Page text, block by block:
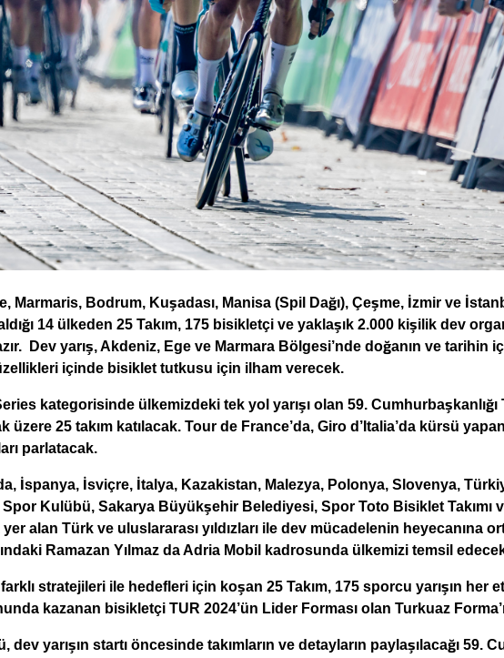
Video
Marmaris, Bodrum, Kuşadası, Manisa (Spil Dağı), Çeşme, İzmir ve
14 ülkeden 25 Takım, 175 bisikletçi ve yaklaşık 2.000 kişilik dev
Dev yarış, Akdeniz, Ege ve Marmara Bölgesi’nde doğanın ve tarihin
içinde bisiklet tutkusu için ilham verecek.
kategorisinde ülkemizdeki tek yol yarışı olan 59.
üzere 25 takım katılacak. Tour de France’da, Giro d’Italia’da kürsü
parlatacak.
İspanya, İsviçre, İtalya, Kazakistan, Malezya, Polonya, Slovenya,
Kulübü, Sakarya Büyükşehir Belediyesi, Spor Toto Bisiklet Takımı
yer alan Türk ve uluslararası yıldızları ile dev mücadelenin heyecanına
Ramazan Yılmaz da Adria Mobil kadrosunda ülkemizi temsil
stratejileri ile hedefleri için koşan 25 Takım, 175 sporcu yarışın her
kazanan bisikletçi TUR 2024’ün Lider Forması olan Turkuaz
yarışın startı öncesinde takımların ve detayların paylaşılacağı 59.